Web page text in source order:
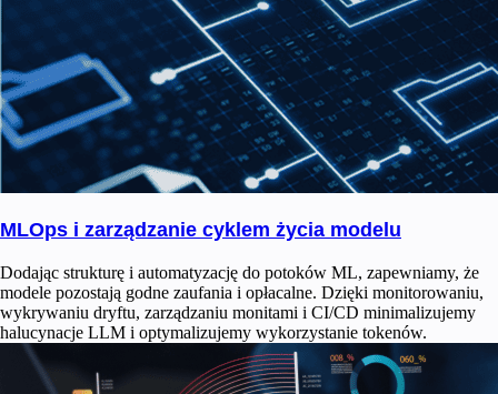
MLOps i zarządzanie cyklem życia modelu
Dodając strukturę i automatyzację do potoków ML, zapewniamy, że
modele pozostają godne zaufania i opłacalne. Dzięki monitorowaniu,
wykrywaniu dryftu, zarządzaniu monitami i CI/CD minimalizujemy
halucynacje LLM i optymalizujemy wykorzystanie tokenów.